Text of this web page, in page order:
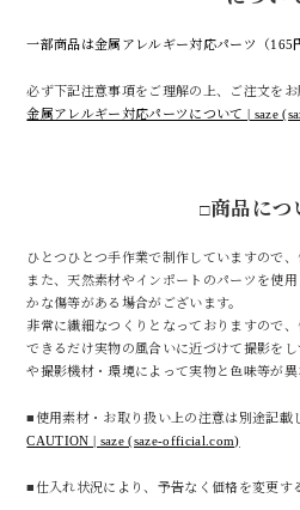
一部商品は金属アレルギー対応パーツ（165
必ず下記注意事項をご理解の上、ご注文をお
金属アレルギー対応パーツについて | saze
□商品につ
ひとつひとつ手作業で制作していますので、
また、天然素材やインポートのパーツを使
かな傷等がある場合がございます。
非常に繊細なつくりとなっておりますので、
できるだけ実物の風合いに近づけて撮影を
や撮影機材・環境によって実物と色味等が異
■使用素材・お取り扱い上の注意は別途記載
CAUTION | saze (saze-official.com)
■仕入れ状況により、予告なく価格を変更す